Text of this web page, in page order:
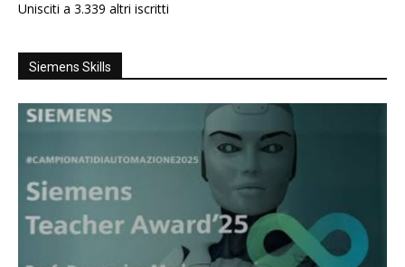
Unisciti a 3.339 altri iscritti
Siemens Skills